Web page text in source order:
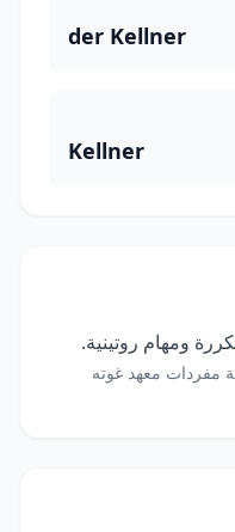
der Kellner
Kellner
ومهام روتينية.
مفردات معهد غوته